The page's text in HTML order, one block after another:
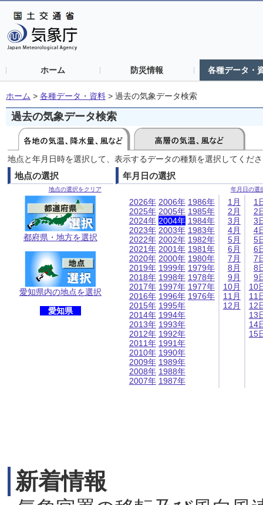
ホーム 防災情報 各種データ・
ホーム > 各種データ・資料 > 過去の気象データ検索
過去の気象データ検索
地点と年月日時を選択して、表示するデータの種類を選択してくだ
地点の選択
地点の選択をクリア
都府県・地方を選択
愛知県内の地点を選択
愛知県
年月日の選択
年月日の選
2026年
2025年
2024年
2023年
2022年
2021年
2020年
2019年
2018年
2017年
2016年
2015年
2014年
2013年
2012年
2011年
2010年
2009年
2008年
2007年
2006年
2005年
2004年
2003年
2002年
2001年
2000年
1999年
1998年
1997年
1996年
1995年
1994年
1993年
1992年
1991年
1990年
1989年
1988年
1987年
1986年
1985年
1984年
1983年
1982年
1981年
1980年
1979年
1978年
1977年
1976年
1月
2月
3月
4月
5月
6月
7月
8月
9月
10月
11月
12月
1
2
3
4
5
6
7
8
9
10
11
12
13
14
15
新着情報